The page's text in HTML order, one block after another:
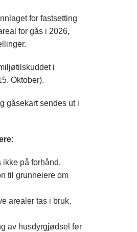
for fastsetting
for gås i 2026,
i
Oktober).
gåsekart sendes ut i
ikke på forhånd.
til grunneiere om
arealer tas i bruk,
av husdyrgjødsel før